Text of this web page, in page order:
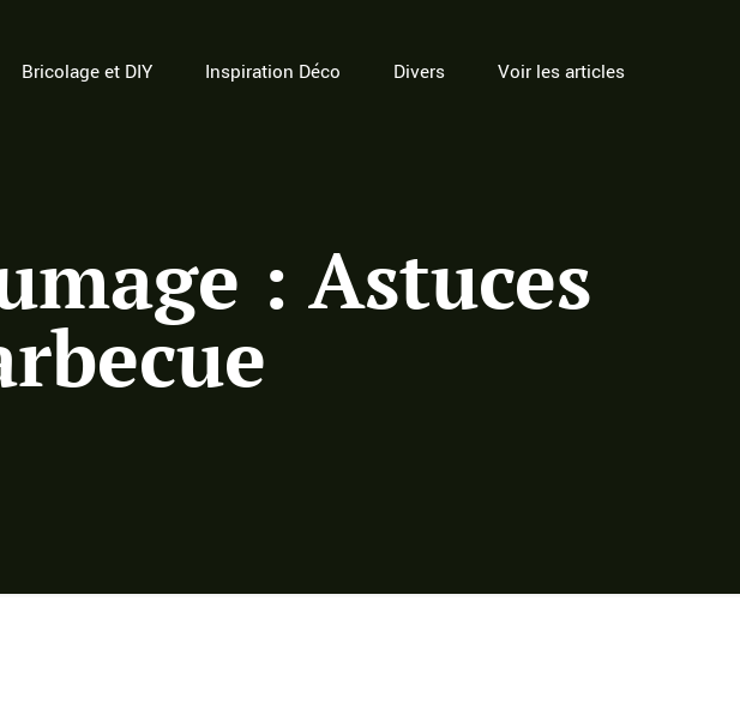
Bricolage et DIY Inspiration Déco Divers Voir les articles
: Astuces